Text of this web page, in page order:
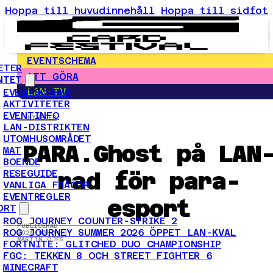
Hoppa till huvudinnehåll Hoppa till sidfot
EVENTSCHEMA
AKTIVITETER
EVENTINFO
LAN-DISTRIKTEN
UTOMHUSOMRÅDET
MAT
BOENDE
RESEGUIDE
VANLIGA FRÅGOR
EVENTREGLER
ROG JOURNEY COUNTER-STRIKE 2
ROG JOURNEY SUMMER 2026 ÖPPET LAN-KVAL
FORTNITE: GLITCHED DUO CHAMPIONSHIP
FGC: TEKKEN 8 OCH STREET FIGHTER 6
MINECRAFT
EVENTSCHEMA
ATT GÖRA
LAN-TV
← NYHETER
PARA.Ghost på
rad för para-
esport
PUBLICERAD
2026-03-04 |
MARTIN ÖJES